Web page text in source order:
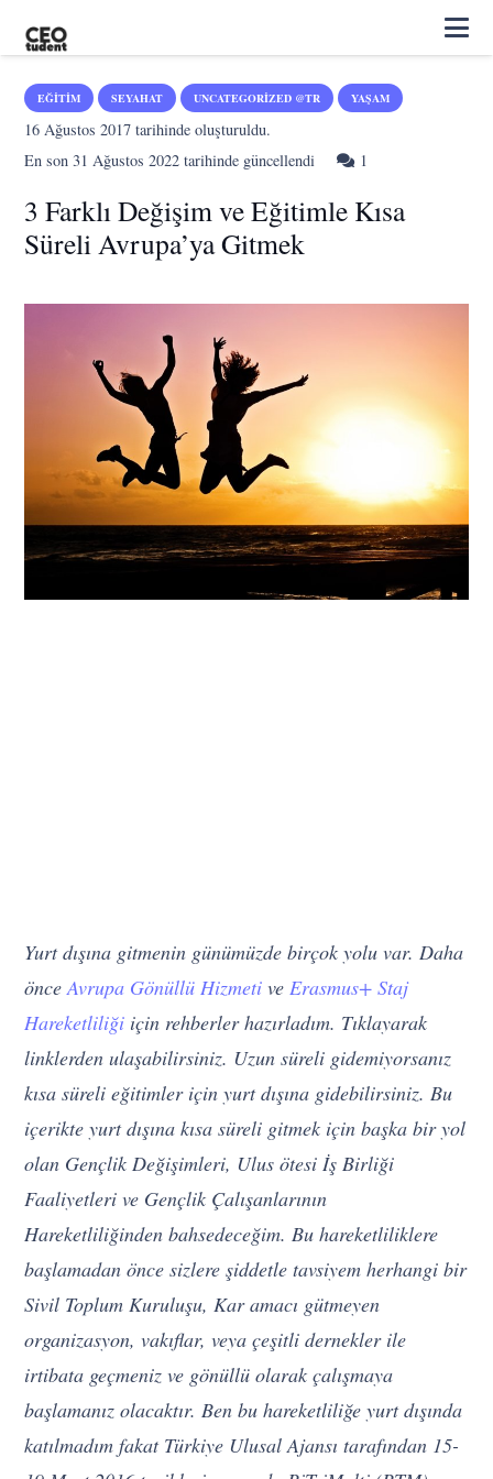
EĞITIM SEYAHAT UNCATEGORIZED @TR YAŞAM
16 Ağustos 2017 tarihinde oluşturuldu.
En son31 Ağustos 2022 tarihinde güncellendi 1
3 Farklı Değişim ve Eğitimle Kısa
Süreli Avrupa’ya Gitmek
Yurt dışına gitmenin günümüzde birçok yolu var. Daha
önceAvrupa Gönüllü Hizmeti ve Erasmus+ Staj
Hareketliliği için rehberler hazırladım. Tıklayarak
linklerden ulaşabilirsiniz. Uzun süreli gidemiyorsanız
kısa süreli eğitimler için yurt dışına gidebilirsiniz. Bu
içerikte yurt dışına kısa süreli gitmek için başka bir yol
olan Gençlik Değişimleri, Ulus ötesi İş Birliği
Faaliyetleri ve Gençlik Çalışanlarının
Hareketliliğinden bahsedeceğim. Bu hareketliliklere
başlamadan önce sizlere şiddetle tavsiyem herhangi bir
Sivil Toplum Kuruluşu, Kar amacı gütmeyen
organizasyon, vakıflar, veya çeşitli dernekler ile
irtibata geçmeniz ve gönüllü olarak çalışmaya
başlamanız olacaktır. Ben bu hareketliliğe yurt dışında
katılmadım fakat Türkiye Ulusal Ajansı tarafından 15-